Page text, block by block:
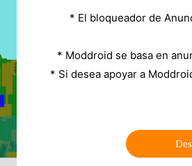
* El bloqueador de
* Moddroid se basa en
* Si desea apoyar a